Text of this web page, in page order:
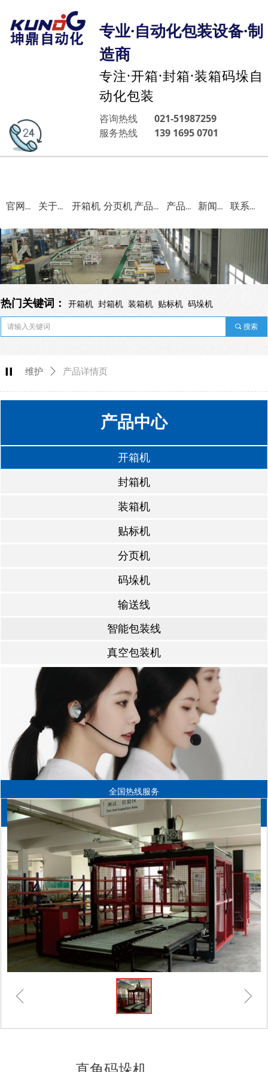
官网首页 关于我们 开箱机 分页机 产品中心 产品案例 新闻资讯 联系我们
专业·自动化包装设备·制
造商
专注·开箱·封箱·装箱码垛自
动化包装
咨询热线 021-51987259
服务热线
139 1695 0701
热门关键词： 开箱机 封箱机 装箱机 贴标机 码垛机
끠 搜索
产品中心
开箱机
封箱机
装箱机
贴标机
码垛机
输送线
智能包装线
全国热线服务
021-51987259
分页机
真空包装机
ꁆ ꁇ
维护 ꄲ 产品详情页
녑